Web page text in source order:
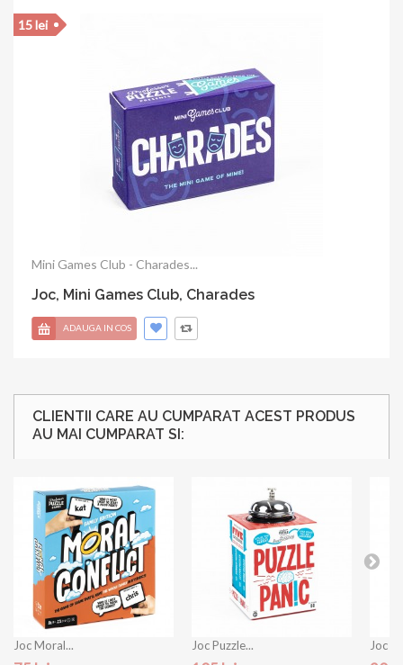
Mini Games Club - Charades...
Joc, Mini Games Club, Charades
15 lei
ADAUGA IN COS
CLIENTII CARE AU CUMPARAT ACEST PRODUS
AU MAI CUMPARAT SI:
Joc Moral... Joc Puzzle... Joc